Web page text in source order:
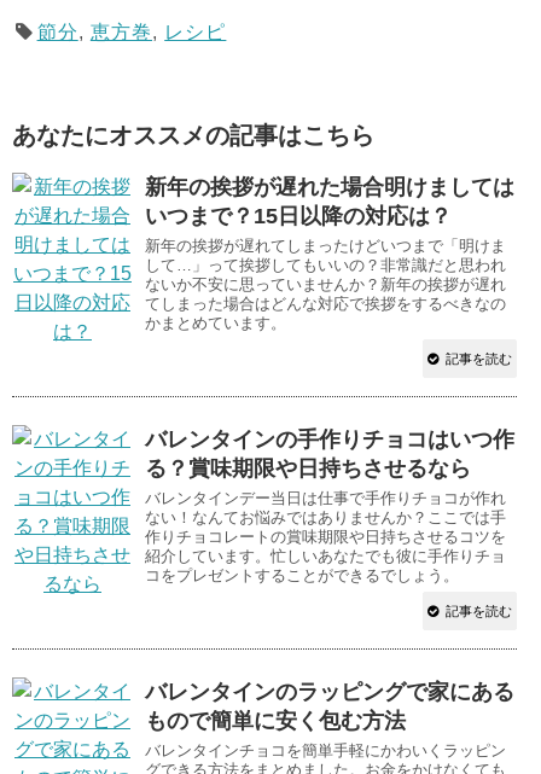
節分, 恵方巻, レシピ
あなたにオススメの記事はこちら
新年の挨拶が遅れた場合明けましては
いつまで？15日以降の対応は？
新年の挨拶が遅れてしまったけどいつまで「明けま
して…」って挨拶してもいいの？非常識だと思われ
ないか不安に思っていませんか？新年の挨拶が遅れ
てしまった場合はどんな対応で挨拶をするべきなの
かまとめています。
記事を読む
バレンタインの手作りチョコはいつ作
る？賞味期限や日持ちさせるなら
バレンタインデー当日は仕事で手作りチョコが作れ
ない！なんてお悩みではありませんか？ここでは手
作りチョコレートの賞味期限や日持ちさせるコツを
紹介しています。忙しいあなたでも彼に手作りチョ
コをプレゼントすることができるでしょう。
記事を読む
バレンタインのラッピングで家にある
もので簡単に安く包む方法
バレンタインチョコを簡単手軽にかわいくラッピン
グできる方法をまとめました。お金をかけなくても